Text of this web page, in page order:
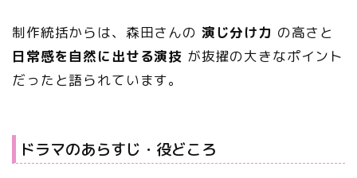
制作統括からは、森田さんの 演じ分け力 の高さと
日常感を自然に出せる演技 が抜擢の大きなポイント
だったと語られています。
ドラマのあらすじ・役どころ